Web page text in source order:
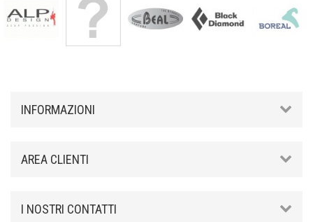
INFORMAZIONI
AREA CLIENTI
I NOSTRI CONTATTI